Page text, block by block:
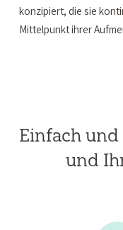
konzipiert, die sie
Mittelpunkt ihrer
Einfach
und